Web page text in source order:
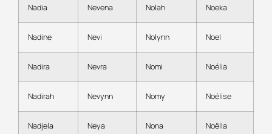
Nadia Nevena Nolah Noeka
Nadine Nevi Nolynn Noel
Nadira Nevra Nomi Noélia
Nadirah Nevynn Nomy Noélise
Nadjela Neya Nona Noëlla